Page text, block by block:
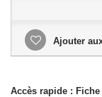
Ajouter
Accès rapide :